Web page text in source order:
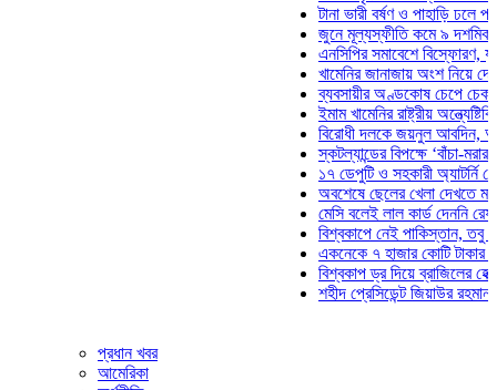
টানা ভারী বর্ষণ ও পাহাড়ি ঢলে
জুনে মূল্যস্ফীতি কমে ৯ দশমিক ১৬
এনসিপির সমাবেশে বিস্ফোরণ,
খামেনির জানাজায় অংশ নিয়ে দেশে
ব্যবসায়ীর অণ্ডকোষ চেপে চেক-
ইমাম খামেনির রাষ্ট্রীয়
বিরোধী দলকে জয়নুল আবদিন,
স্কটল্যান্ডের বিপক্ষে ‘বাঁচা-মরার
১৭ ডেপুটি ও সহকারী অ্যাটর্নি
অবশেষে ছেলের খেলা দেখতে মাঠে
মেসি বলেই লাল কার্ড দেননি রেফারি!
বিশ্বকাপে নেই পাকিস্তান, তবু
একনেকে ৭ হাজার কোটি টাকার ৫
বিশ্বকাপ ড্র দিয়ে ব্রাজিলের হেক্সা
শহীদ প্রেসিডেন্ট জিয়াউর রহমান
প্রধান খবর
আমেরিকা